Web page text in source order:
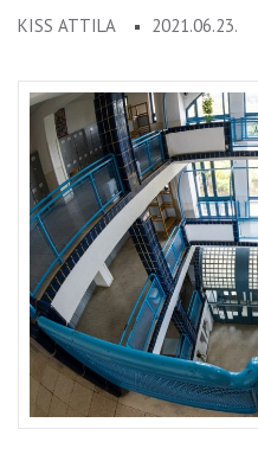
KISS ATTILA 2021.06.23.